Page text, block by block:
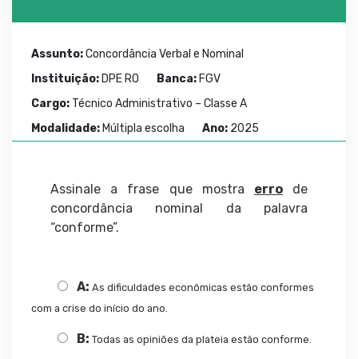
Assunto:Concordância Verbal e Nominal
Instituição: DPE RO Banca: FGV
Cargo: Técnico Administrativo – Classe A
Modalidade: Múltipla escolha Ano: 2025
Assinale a frase que mostra errode
concordância nominal da palavra
“conforme”.
A: As dificuldades econômicas estão conformes
com a crise do início do ano.
B: Todas as opiniões da plateia estão conforme.